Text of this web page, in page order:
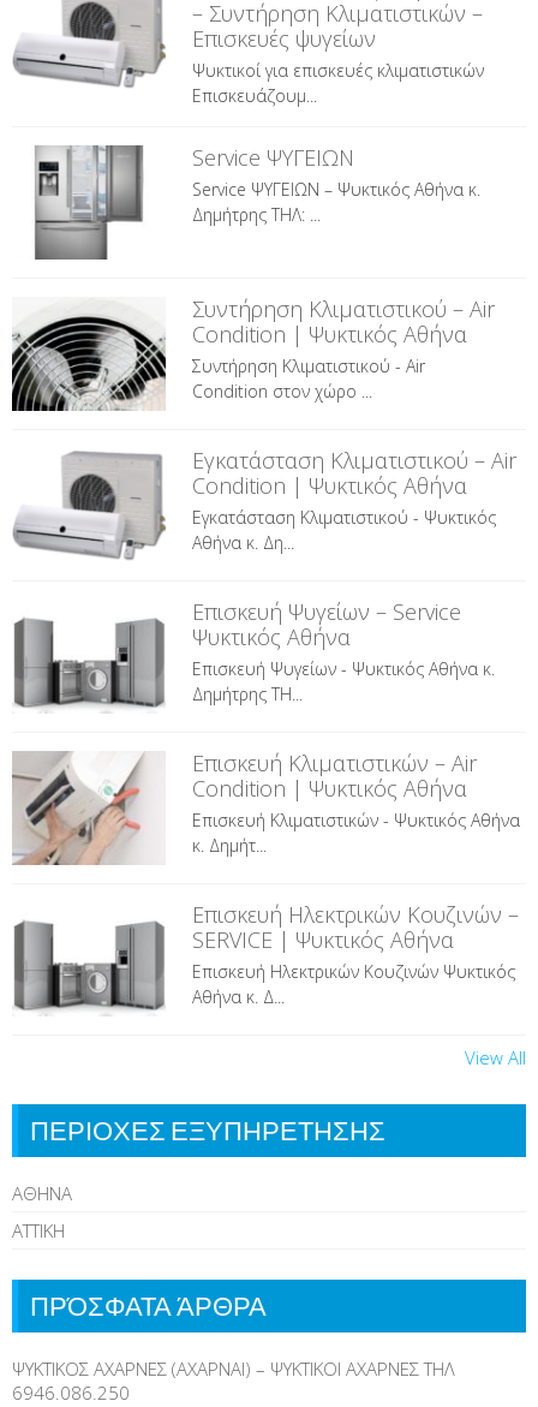
– Συντήρηση Κλιματιστικών –
Επισκευές ψυγείων
Ψυκτικοί για επισκευές κλιματιστικών
Επισκευάζουμ...
Service ΨΥΓΕΙΩΝ
Service ΨΥΓΕΙΩΝ – Ψυκτικός Αθήνα κ.
Δημήτρης ΤΗΛ: ...
Συντήρηση Κλιματιστικού – Air
Condition | Ψυκτικός Αθήνα
Συντήρηση Κλιματιστικού - Air
Condition στον χώρο ...
Εγκατάσταση Κλιματιστικού – Air
Condition | Ψυκτικός Αθήνα
Εγκατάσταση Κλιματιστικού - Ψυκτικός
Αθήνα κ. Δη...
Επισκευή Ψυγείων – Service
Ψυκτικός Αθήνα
Επισκευή Ψυγείων - Ψυκτικός Αθήνα κ.
Δημήτρης ΤΗ...
Επισκευή Κλιματιστικών – Air
Condition | Ψυκτικός Αθήνα
Επισκευή Κλιματιστικών - Ψυκτικός Αθήνα
κ. Δημήτ...
Επισκευή Ηλεκτρικών Κουζινών –
SERVICE | Ψυκτικός Αθήνα
Επισκευή Ηλεκτρικών Κουζινών Ψυκτικός
Αθήνα κ. Δ...
View All
ΠΕΡΙΟΧΕΣ ΕΞΥΠΗΡΕΤΗΣΗΣ
ΑΘΗΝΑ
ΑΤΤΙΚΗ
ΠΡΌΣΦΑΤΑ ΆΡΘΡΑ
ΨΥΚΤΙΚΟΣ ΑΧΑΡΝΕΣ (ΑΧΑΡΝΑΙ) – ΨΥΚΤΙΚΟΙ ΑΧΑΡΝΕΣ ΤΗΛ
6946.086.250